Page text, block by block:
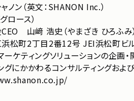
ノン（英文：SHANON Inc.）
ロース）
山﨑 浩史（やまざき ひろふみ
松町2丁目2番12号 JEI浜松町ビ
ーケティングソリューションの企画・
グにかかわるコンサルティングおよ